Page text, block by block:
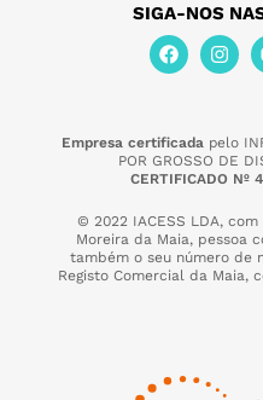
SIGA-NOS
Empresa certificada pelo
POR GROSSO DE
CERTIFICADO Nº
© 2022 IACESS LDA,
Moreira da Maia, pessoa
também o seu número de
Registo Comercial da Maia,